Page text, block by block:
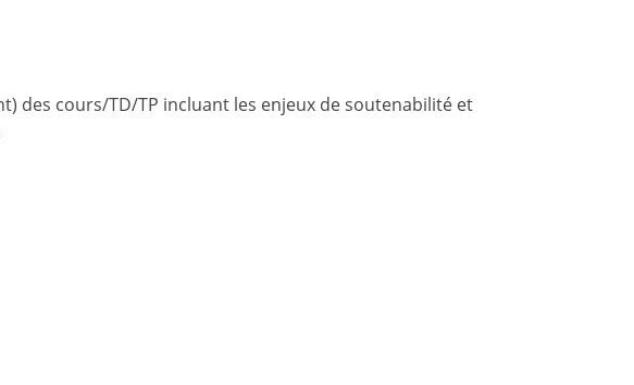
des cours/TD/TP incluant les enjeux de soutenabilité et